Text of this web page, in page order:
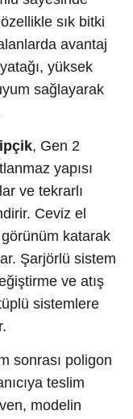
sık bitki
avantaj
yüksek
sağlayarak
, Gen 2
yapısı
ve tekrarlı
Ceviz el
katarak
Şarjörlü sistem
ve atış
sistemlere
sonrası poligon
teslim
modelin